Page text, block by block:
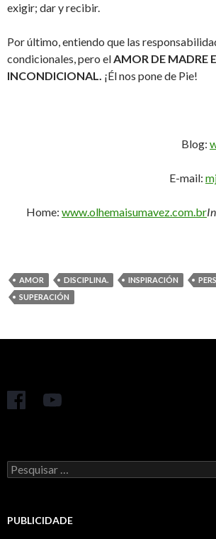
exigir; dar y recibir.
Por último, entiendo que las
condicionales, pero elAMOR DE MADRE
INCONDICIONAL. ¡Él nos pone de Pie!
Blog:
E-mail:
Home: www.olhemaisumavez.com.br
AMOR DISCIPLINA. INSPIRACIÓN
SUPERACIÓN
Pesquisar
por:
PUBLICIDADE